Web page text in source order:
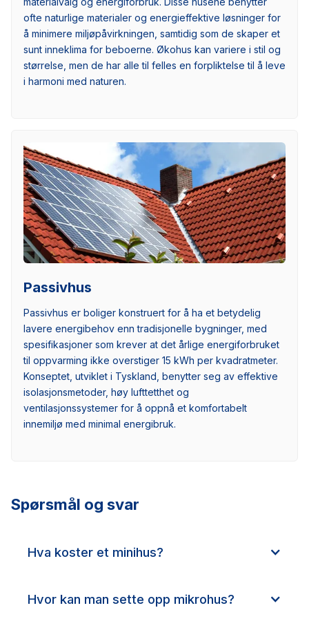
ofte naturlige materialer og energieffektive løsninger for
å minimere miljøpåvirkningen, samtidig som de skaper et
sunt inneklima for beboerne. Økohus kan variere i stil og
størrelse, men de har alle til felles en forpliktelse til å leve
i harmoni med naturen.
Passivhus
Passivhus er boliger konstruert for å ha et betydelig
lavere energibehov enn tradisjonelle bygninger, med
spesifikasjoner som krever at det årlige energiforbruket
til oppvarming ikke overstiger 15 kWh per kvadratmeter.
Konseptet, utviklet i Tyskland, benytter seg av effektive
isolasjonsmetoder, høy lufttetthet og
ventilasjonssystemer for å oppnå et komfortabelt
innemiljø med minimal energibruk.
Spørsmål og svar
Hva koster et minihus?
Hvor kan man sette opp mikrohus?